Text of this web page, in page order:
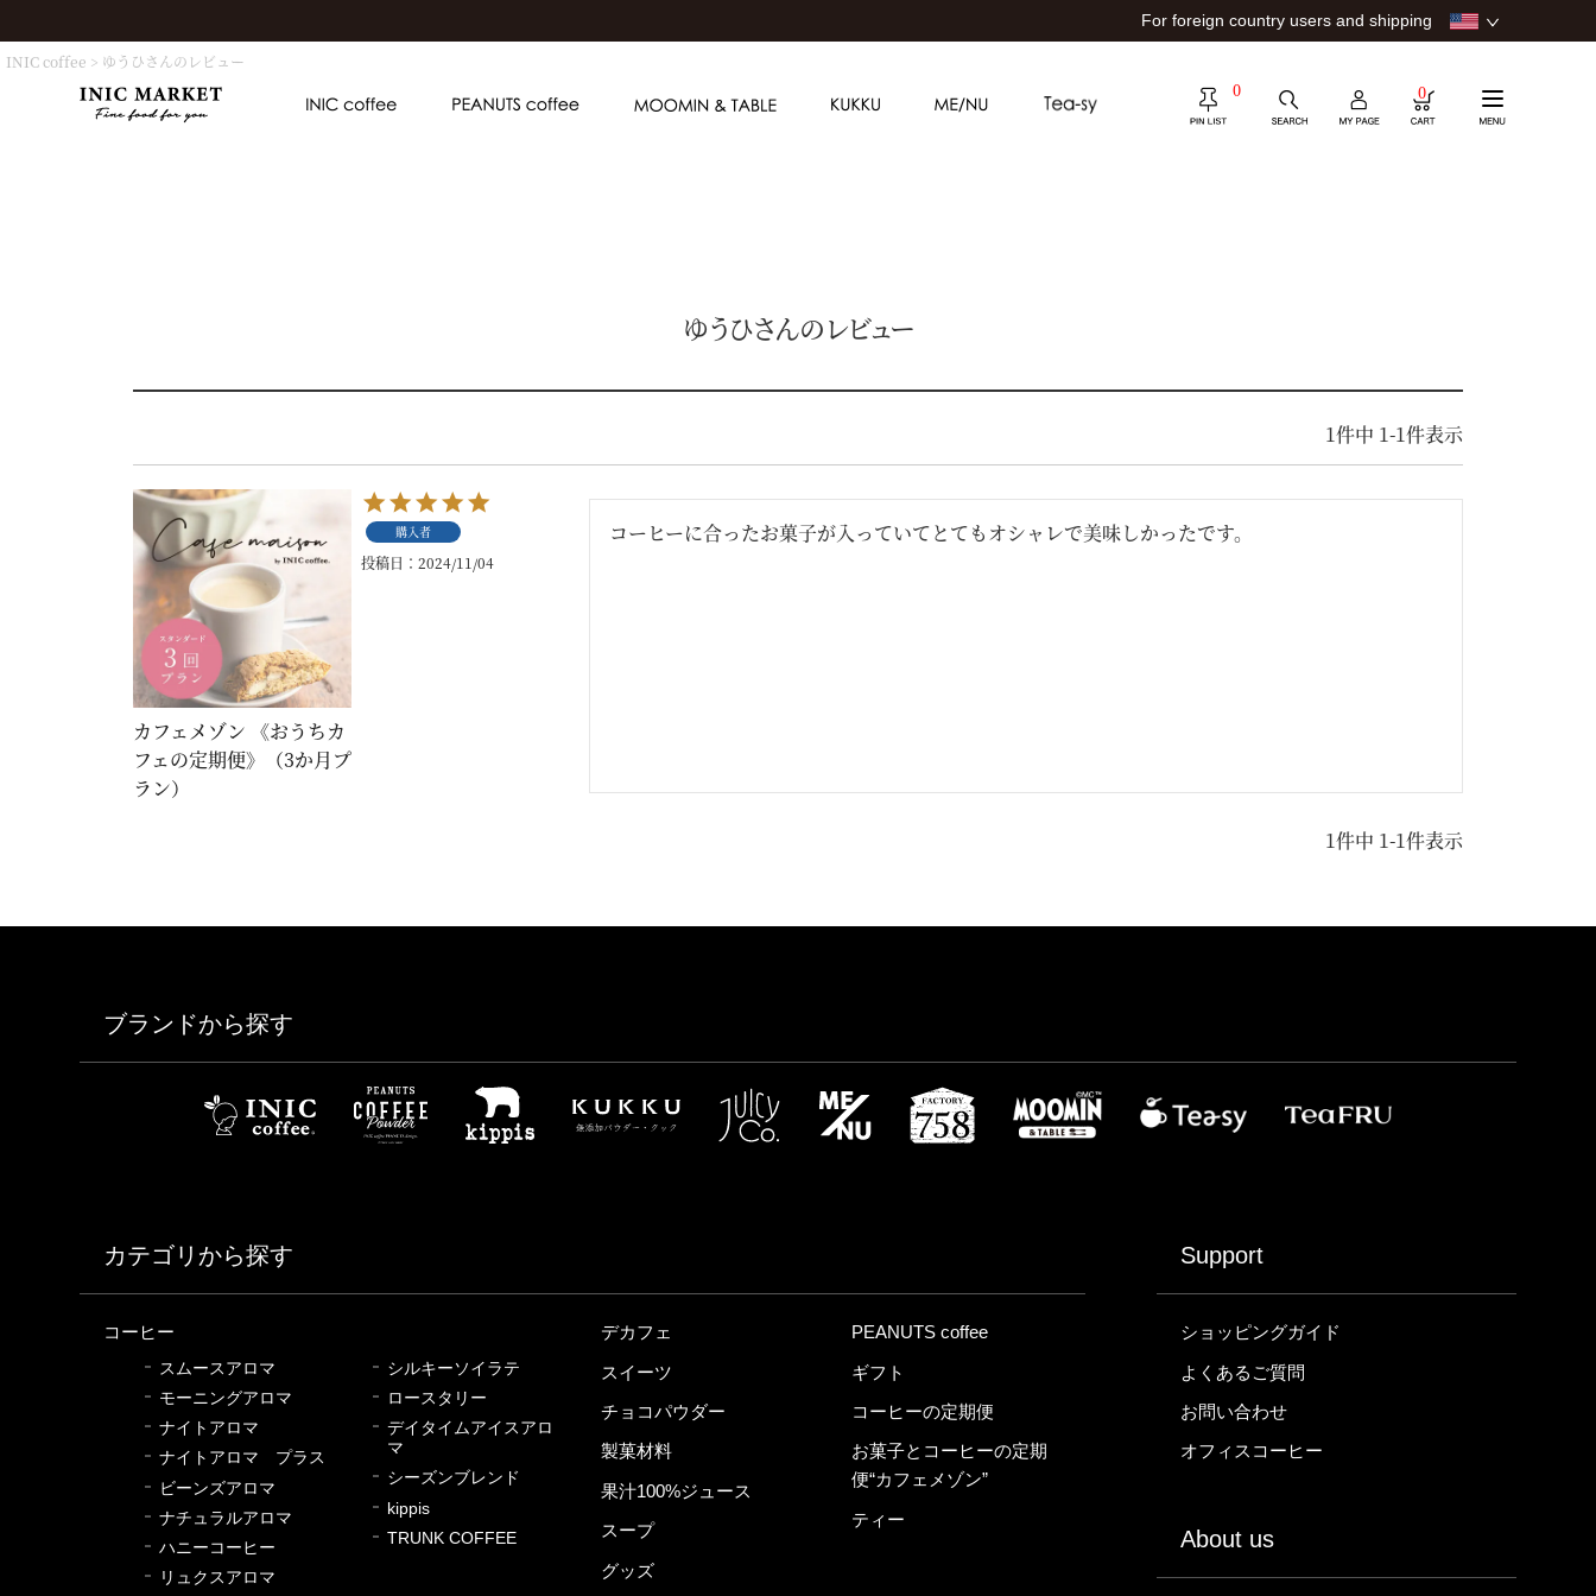
For foreign country users and shipping
0 0
INIC coffee ゆうひさんのレビュー
ゆうひさんのレビュー
1件中 1-1件表示
カフェメゾン 《おうちカ
フェの定期便》（3か月プ
ラン）
購入者
投稿日 2024/11/04
コーヒーに合ったお菓子が入っていてとてもオシャレで美味しかったです。
1件中 1-1件表示
ブランドから探す
カテゴリから探す
コーヒー
スムースアロマ
モーニングアロマ
ナイトアロマ
ナイトアロマ プラス
ビーンズアロマ
ナチュラルアロマ
ハニーコーヒー
リュクスアロマ
シルキーソイラテ
ロースタリー
デイタイムアイスアロ
マ
シーズンブレンド
kippis
TRUNK COFFEE
デカフェ
スイーツ
チョコパウダー
製菓材料
果汁100%ジュース
スープ
グッズ
PEANUTS coffee
ギフト
コーヒーの定期便
お菓子とコーヒーの定期
便“カフェメゾン”
ティー
Support
ショッピングガイド
よくあるご質問
お問い合わせ
オフィスコーヒー
About us